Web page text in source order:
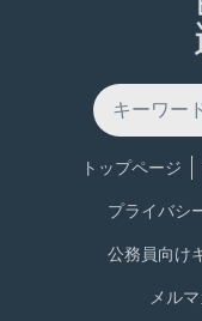
トップページ
プライバシ
公務員向け
メル